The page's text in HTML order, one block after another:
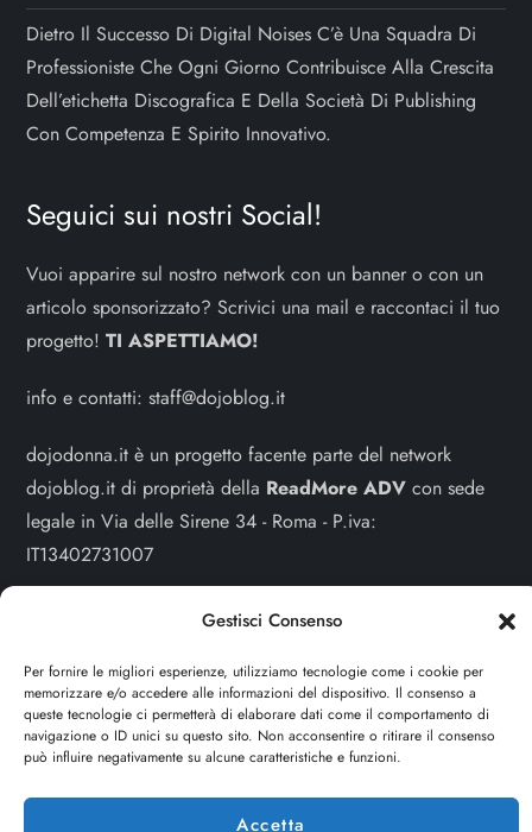
Gestisci Consenso
Per fornire le migliori esperienze, utilizziamo tecnologie come i cookie per
memorizzare e/o accedere alle informazioni del dispositivo. Il consenso a
queste tecnologie ci permetterà di elaborare dati come il comportamento di
navigazione o ID unici su questo sito. Non acconsentire o ritirare il consenso
può influire negativamente su alcune caratteristiche e funzioni.
Accetta
Dietro Il Successo Di Digital Noises C’è Una Squadra Di
Professioniste Che Ogni Giorno Contribuisce Alla Crescita
Dell’etichetta Discografica E Della Società Di Publishing
Con Competenza E Spirito Innovativo.
Seguici sui nostri Social!
Vuoi apparire sul nostro network con un banner o con un
articolo sponsorizzato? Scrivici una mail e raccontaci il tuo
progetto!TI ASPETTIAMO!
info e contatti:staff@dojoblog.it
dojodonna.it è un progetto facente parte del network
dojoblog.it di proprietà della ReadMore ADV con sede
legale in Via delle Sirene 34 - Roma - P.iva:
IT13402731007
Privacy Policy Cookie Policy
Cerca
Cerca